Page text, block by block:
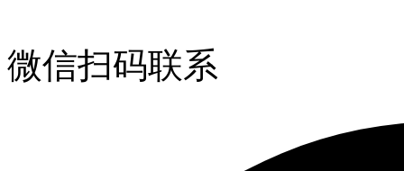
微信扫码联系